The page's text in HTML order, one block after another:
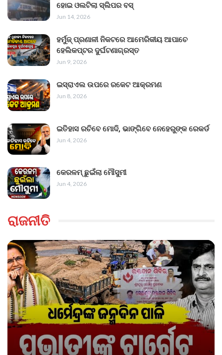
ହୋଇ ଓଲଟିଲା ସ୍ଲିପର ବସ୍
Jun 14, 2026
ହର୍ମୁଜ୍ ପ୍ରଣାଳୀ ନିକଟରେ ଆମେରିକୀୟ ଆପାଚେ
ହେଲିକପ୍ଟର ଦୁର୍ଘଟଣାଗ୍ରସ୍ତ
Jun 9, 2026
ଇସ୍ରାଏଲ ଉପରେ ରକେଟ ଆକ୍ରମଣ
Jun 8, 2026
ଇତିହାସ ରଚିବେ ମୋଦି, ଭାଙ୍ଗିବେ ନେହେରୁଙ୍କ ରେକର୍ଡ
Jun 4, 2026
କେରଳମ୍ ଛୁଇଁଲା ମୌସୁମୀ
Jun 4, 2026
ରାଜନୀତି